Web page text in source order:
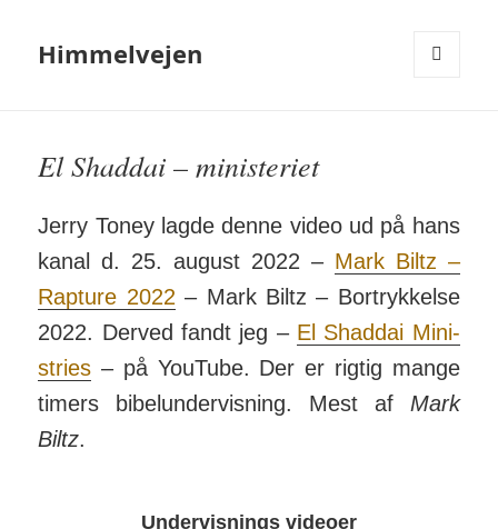
Himmelvejen
El Shaddai – ministeriet
Jerry Toney lagde denne video ud på hans
kanal d. 25. august 2022 – Mark Biltz –
Rap­ture 2022 – Mark Biltz – Bort­ryk­kelse
2022. Derved fandt jeg – El Shaddai Mini­
stries – på You­Tube. Der er rigtig mange
timers bibel­under­vis­ning. Mest af Mark
Biltz.
Undervisnings videoer